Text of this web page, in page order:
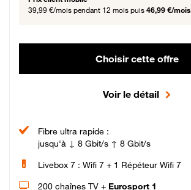
39,99 €/mois pendant 12 mois puis 46,99 €/mois
Choisir cette offre
Voir le détail
Fibre ultra rapide :
jusqu'à ↓ 8 Gbit/s ↑ 8 Gbit/s
Livebox 7 : Wifi 7 + 1 Répéteur Wifi 7
200 chaînes TV + Eurosport 1